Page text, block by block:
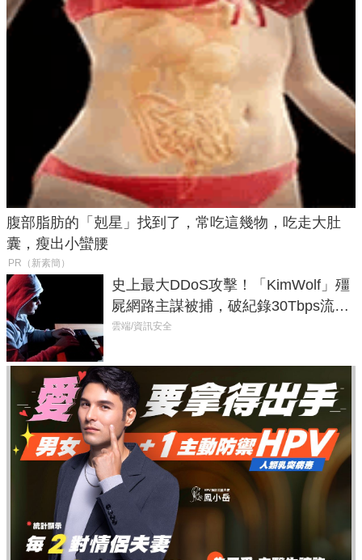
腹部脂肪的「剋星」找到了，常吃這幾物，吃走大肚
囊，瘦出小蠻腰
PR（新素簡）
史上最大DDoS攻擊！「KimWolf」殭
屍網路主謀被捕，破紀錄30Tbps流量
癱瘓全球！
雲端/資訊安全